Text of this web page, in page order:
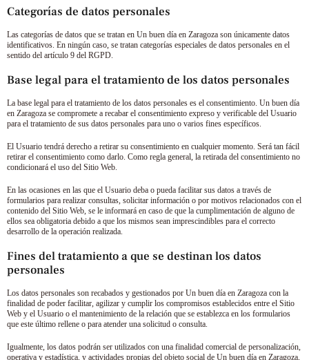
Categorías de datos personales
Las categorías de datos que se tratan en Un buen día en Zaragoza son únicamente datos
identificativos. En ningún caso, se tratan categorías especiales de datos personales en el
sentido del artículo 9 del RGPD.
Base legal para el tratamiento de los datos personales
La base legal para el tratamiento de los datos personales es el consentimiento. Un buen día
en Zaragoza se compromete a recabar el consentimiento expreso y verificable del Usuario
para el tratamiento de sus datos personales para uno o varios fines específicos.
El Usuario tendrá derecho a retirar su consentimiento en cualquier momento. Será tan fácil
retirar el consentimiento como darlo. Como regla general, la retirada del consentimiento no
condicionará el uso del Sitio Web.
En las ocasiones en las que el Usuario deba o pueda facilitar sus datos a través de
formularios para realizar consultas, solicitar información o por motivos relacionados con el
contenido del Sitio Web, se le informará en caso de que la cumplimentación de alguno de
ellos sea obligatoria debido a que los mismos sean imprescindibles para el correcto
desarrollo de la operación realizada.
Fines del tratamiento a que se destinan los datos
personales
Los datos personales son recabados y gestionados por Un buen día en Zaragoza con la
finalidad de poder facilitar, agilizar y cumplir los compromisos establecidos entre el Sitio
Web y el Usuario o el mantenimiento de la relación que se establezca en los formularios
que este último rellene o para atender una solicitud o consulta.
Igualmente, los datos podrán ser utilizados con una finalidad comercial de personalización,
operativa y estadística, y actividades propias del objeto social de Un buen día en Zaragoza,